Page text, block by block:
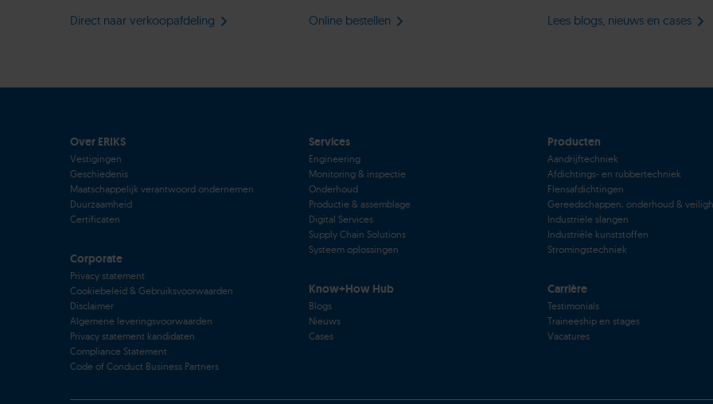
Direct naar verkoopafdeling Online bestellen Lees blogs, nieuws en cases
Over ERIKS
Vestigingen
Geschiedenis
Maatschappelijk verantwoord ondernemen
Duurzaamheid
Certificaten
Corporate
Privacy statement
Cookiebeleid & Gebruiksvoorwaarden
Disclaimer
Algemene leveringsvoorwaarden
Privacy statement kandidaten
Compliance Statement
Code of Conduct Business Partners
Services
Engineering
Monitoring & inspectie
Onderhoud
Productie & assemblage
Digital Services
Supply Chain Solutions
Systeem oplossingen
Know+How Hub
Blogs
Nieuws
Cases
Producten
Aandrijftechniek
Afdichtings- en rubbertechniek
Flensafdichtingen
Gereedschappen, onderhoud &
Industriële slangen
Industriële kunststoffen
Stromingstechniek
Carrière
Testimonials
Traineeship en stages
Vacatures